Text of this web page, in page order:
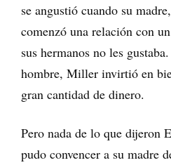
se angustió cuando su
comenzó una relación con
sus hermanos no les
hombre, Miller invirtió en
gran cantidad de dinero.
Pero nada de lo que dijeron
pudo convencer a su madre